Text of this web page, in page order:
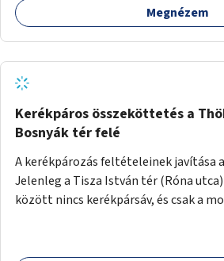
Megnézem
Kerékpáros összeköttetés a
Bosnyák tér felé
A kerékpározás feltételeinek javítása
Jelenleg a Tisza István tér (Róna
között nincs kerékpársáv, és csak a